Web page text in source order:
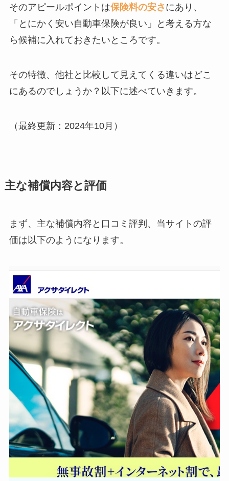
そのアピールポイントは保険料の安さ にあり、
「とにかく安い自動車保険が良い」と考える方な
ら候補に入れておきたいところです。
その特徴、他社と比較して見えてくる違いはどこ
にあるのでしょうか？以下に述べていきます。
（最終更新：2024年10月）
主な補償内容と評価
まず、主な補償内容と口コミ評判、当サイトの評
価は以下のようになります。